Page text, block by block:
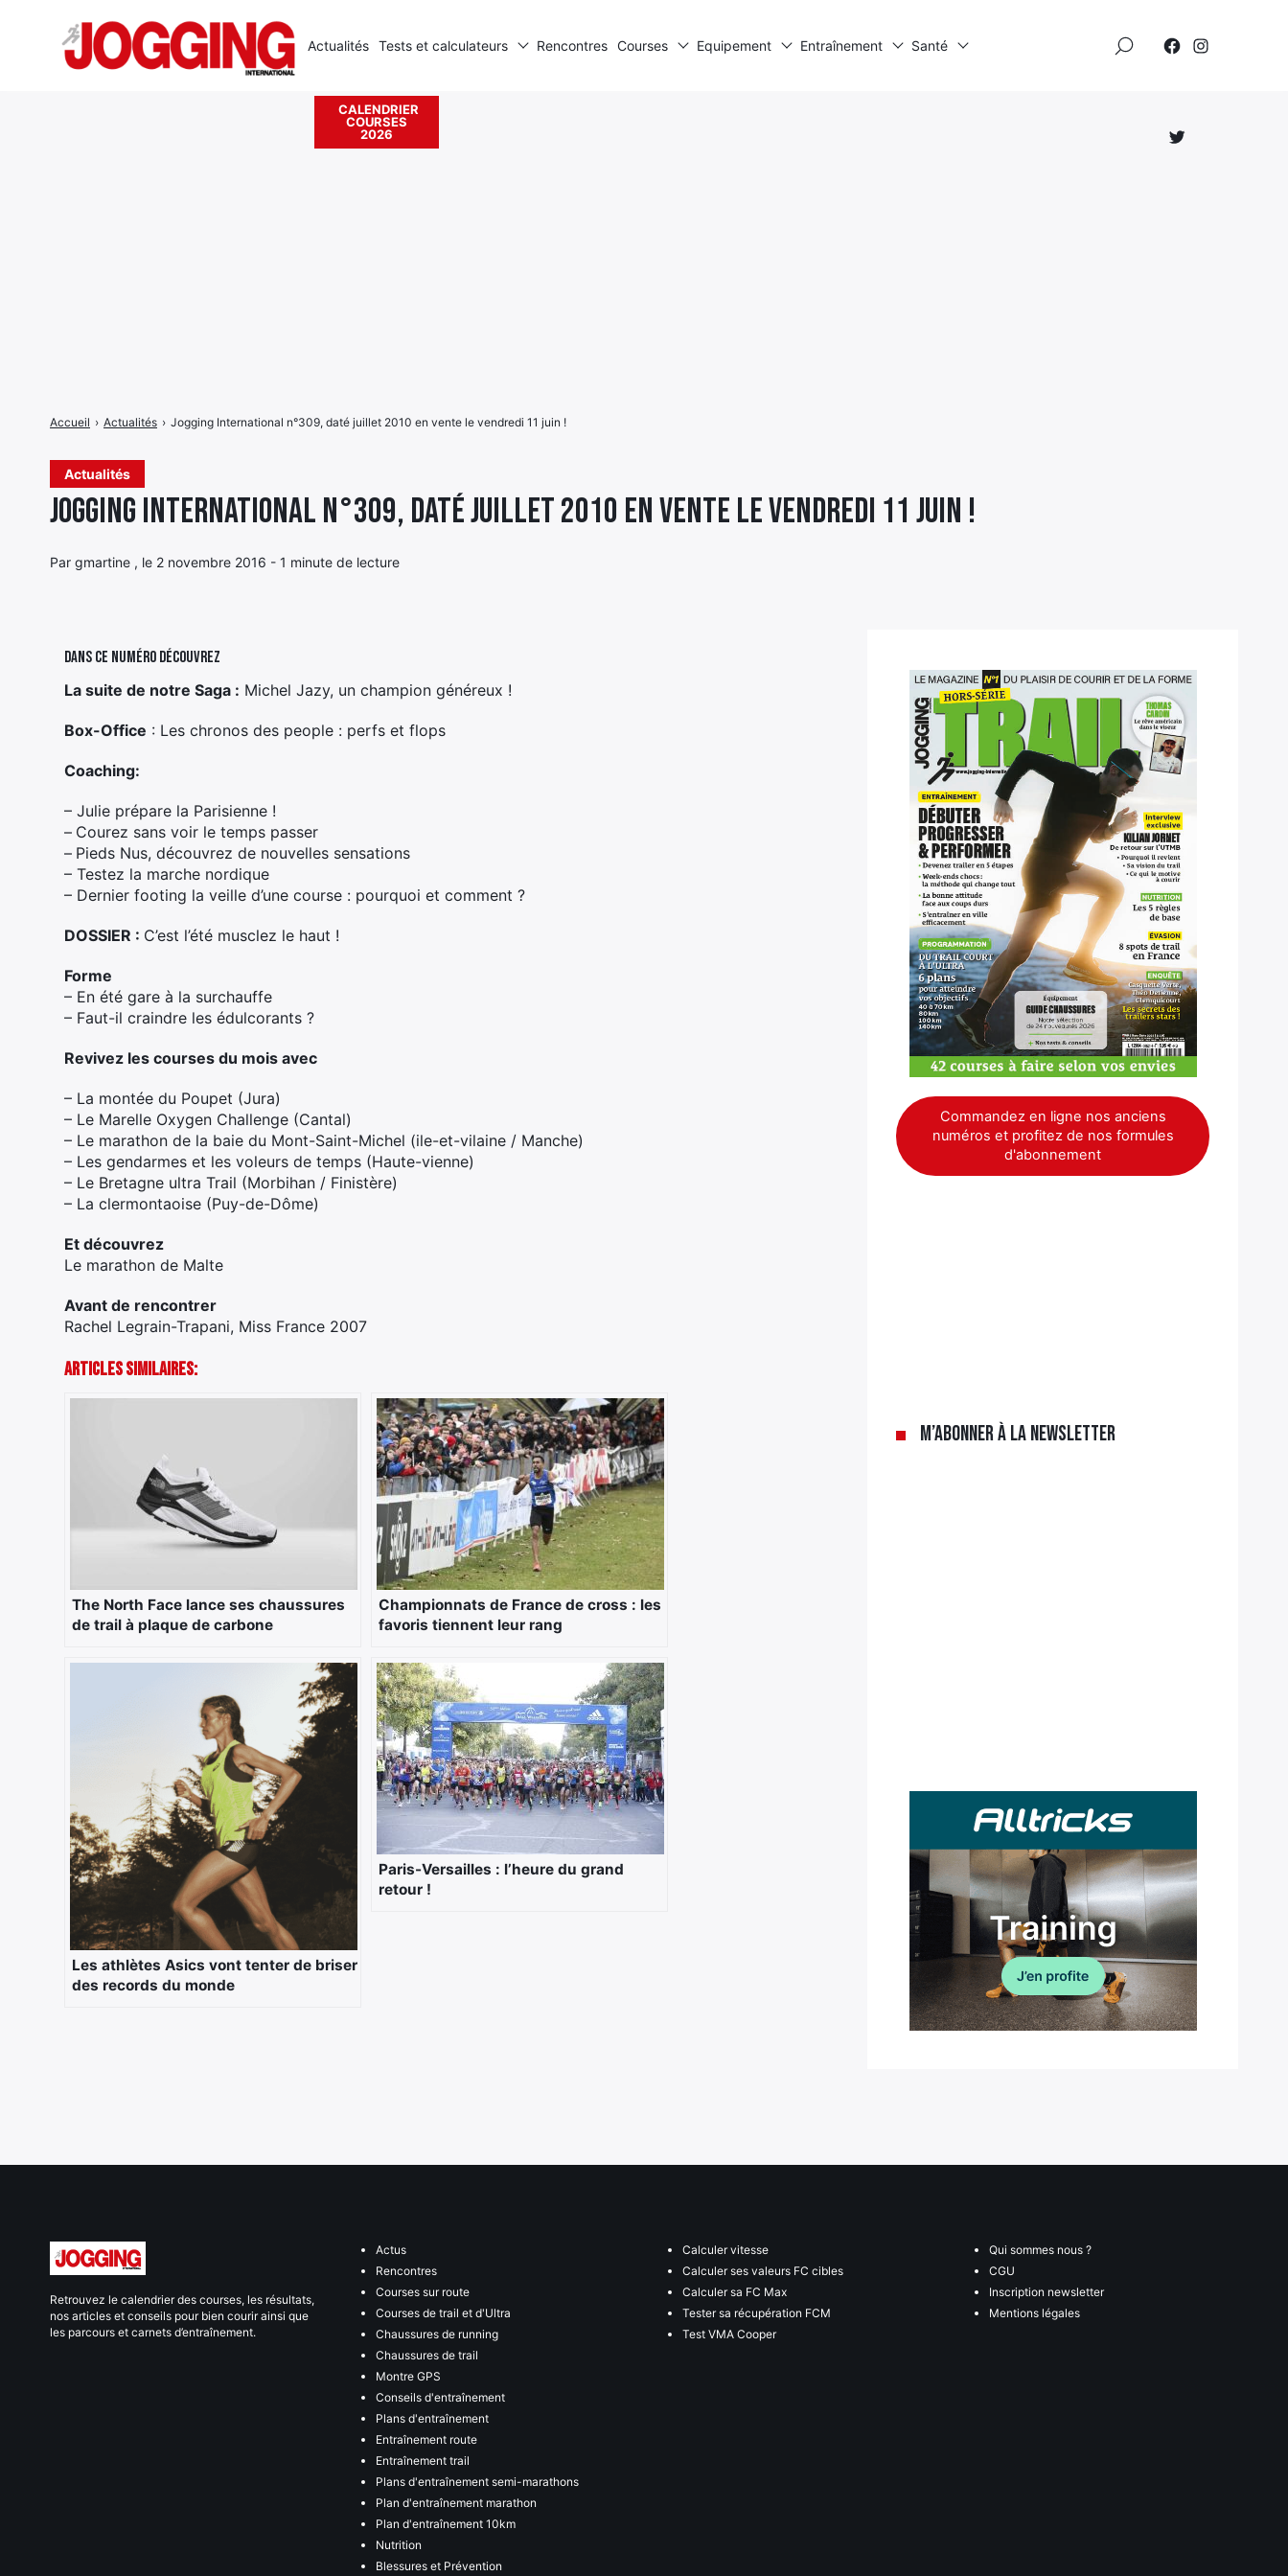
Actualités
Jogging International n°309, daté juillet 2010 en vente le vendredi 11 juin !
Par gmartine , le 2 novembre 2016 - 1 minute de lecture
Accueil › Actualités › Jogging International n°309, daté juillet 2010 en vente le vendredi 11 juin !
Dans ce numéro découvrez
La suite de notre Saga : Michel Jazy, un champion généreux !
Box-Office : Les chronos des people : perfs et flops
Coaching:
– Julie prépare la Parisienne !
– Courez sans voir le temps passer
– Pieds Nus, découvrez de nouvelles sensations
– Testez la marche nordique
– Dernier footing la veille d’une course : pourquoi et comment ?
DOSSIER : C’est l’été musclez le haut !
Forme
– En été gare à la surchauffe
– Faut-il craindre les édulcorants ?
Revivez les courses du mois avec
– La montée du Poupet (Jura)
– Le Marelle Oxygen Challenge (Cantal)
– Le marathon de la baie du Mont-Saint-Michel (ile-et-vilaine / Manche)
– Les gendarmes et les voleurs de temps (Haute-vienne)
– Le Bretagne ultra Trail (Morbihan / Finistère)
– La clermontaoise (Puy-de-Dôme)
Et découvrez
Le marathon de Malte
Avant de rencontrer
Rachel Legrain-Trapani, Miss France 2007
Articles Similaires:
The North Face lance ses chaussures
de trail à plaque de carbone
Championnats de France de cross : les
favoris tiennent leur rang
Les athlètes Asics vont tenter de briser
des records du monde
Paris-Versailles : l’heure du grand
retour !
Commandez en ligne nos anciens
numéros et profitez de nos formules
d'abonnement
M’abonner à la newsletter
Actualités Tests et calculateurs Rencontres Courses Equipement Entraînement Santé
CALENDRIER
COURSES
2026
Élément
Retrouvez le calendrier des courses, les résultats,
nos articles et conseils pour bien courir ainsi que
les parcours et carnets d’entraînement.
Actus
Rencontres
Courses sur route
Courses de trail et d'Ultra
Chaussures de running
Chaussures de trail
Montre GPS
Conseils d'entraînement
Plans d'entraînement
Entraînement route
Entraînement trail
Plans d'entraînement semi-marathons
Plan d'entraînement marathon
Plan d'entraînement 10km
Nutrition
Blessures et Prévention
Calculer vitesse
Calculer ses valeurs FC cibles
Calculer sa FC Max
Tester sa récupération FCM
Test VMA Cooper
Qui sommes nous ?
CGU
Inscription newsletter
Mentions légales
Rechercher